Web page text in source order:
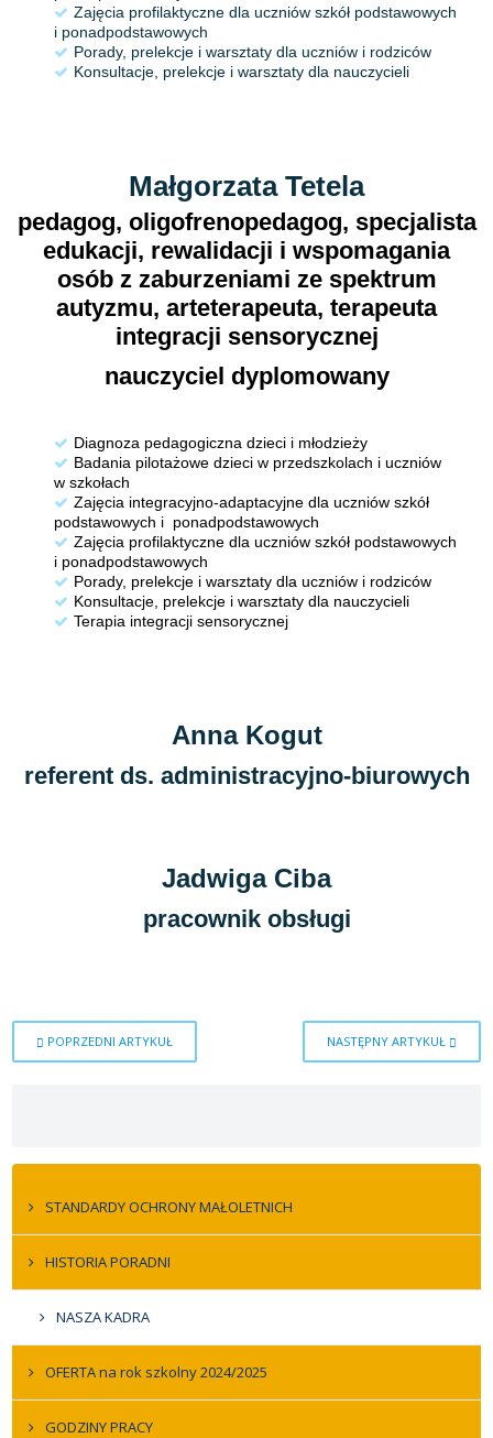
Zajęcia profilaktyczne dla uczniów szkół podstawowych
i ponadpodstawowych
Porady, prelekcje i warsztaty dla uczniów i rodziców
Konsultacje, prelekcje i warsztaty dla nauczycieli
Małgorzata Tetela
pedagog, oligofrenopedagog, specjalista
edukacji, rewalidacji i wspomagania
osób z zaburzeniami ze spektrum
autyzmu, arteterapeuta, terapeuta
integracji sensorycznej
nauczyciel dyplomowany
Diagnoza pedagogiczna dzieci i młodzieży
Badania pilotażowe dzieci w przedszkolach i uczniów
w szkołach
Zajęcia integracyjno-adaptacyjne dla uczniów szkół
podstawowych i ponadpodstawowych
Zajęcia profilaktyczne dla uczniów szkół podstawowych
i ponadpodstawowych
Porady, prelekcje i warsztaty dla uczniów i rodziców
Konsultacje, prelekcje i warsztaty dla nauczycieli
Terapia integracji sensorycznej
Anna Kogut
referent ds. administracyjno-biurowych
Jadwiga Ciba
pracownik obsługi
POPRZEDNI ARTYKUŁ NASTĘPNY ARTYKUŁ
STANDARDY OCHRONY MAŁOLETNICH
HISTORIA PORADNI
NASZA KADRA
OFERTA na rok szkolny 2024/2025
GODZINY PRACY